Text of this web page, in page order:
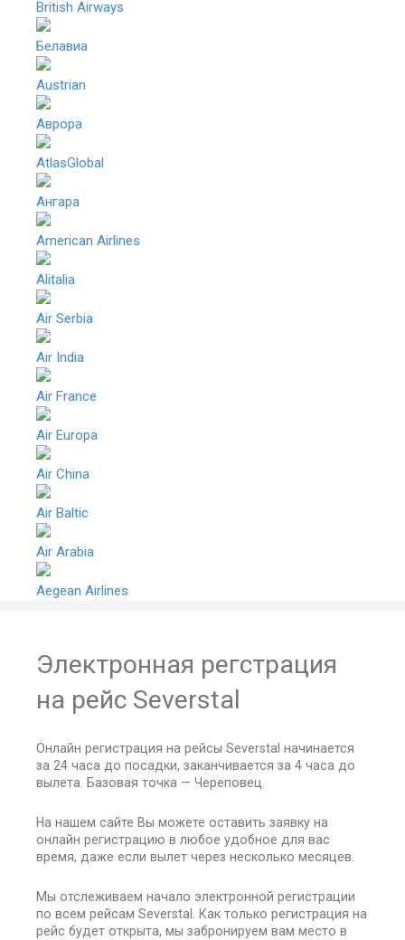
British Airways
Белавиа
Austrian
Аврора
AtlasGlobal
Ангара
American Airlines
Alitalia
Air Serbia
Air India
Air France
Air Europa
Air China
Air Baltic
Air Arabia
Aegean Airlines
Электронная регстрация
на рейс Severstal
Онлайн регистрация на рейсы Severstal начинается
за 24 часа до посадки, заканчивается за 4 часа до
вылета. Базовая точка — Череповец.
На нашем сайте Вы можете оставить заявку на
онлайн регистрацию в любое удобное для вас
время, даже если вылет через несколько месяцев.
Мы отслеживаем начало электронной регистрации
по всем рейсам Severstal. Как только регистрация на
рейс будет открыта, мы забронируем вам место в